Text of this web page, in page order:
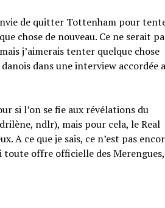
de quitter Tottenham pour
chose de nouveau. Ce ne serait
j’aimerais tenter quelque chose
dans une interview accordée
si l’on se fie aux révélations du
ndlr), mais pour cela, le Real
A ce que je sais, ce n’est pas
offre officielle des Merengues,